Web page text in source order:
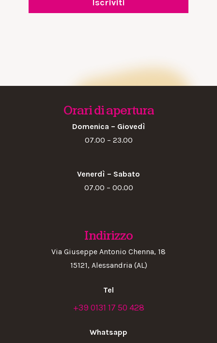
Orari di apertura
Domenica – Giovedì
07.00 – 23.00
Venerdì – Sabato
07.00 – 00.00
Indirizzo
Via Giuseppe Antonio Chenna, 18
15121, Alessandria (AL)
Tel
+39 0131 17 50 428
Whatsapp